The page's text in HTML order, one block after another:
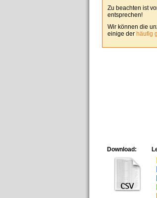
Zu beachten ist
entsprechen!
Wir können die
einige der häufig
Download: